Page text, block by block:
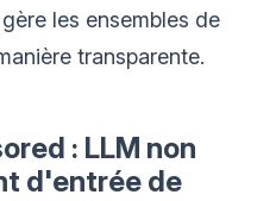
les ensembles de
transparente.
: LLM non
d'entrée de